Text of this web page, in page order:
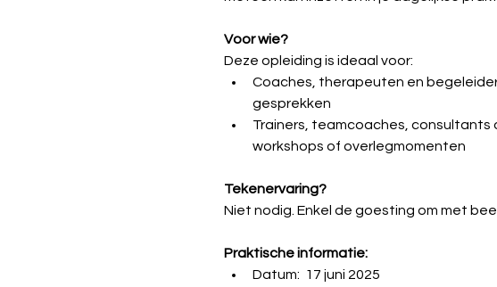
Voor wie?
Deze opleiding is ideaal voor:
Coaches, therapeuten en
gesprekken
Trainers, teamcoaches, consultants
workshops of overlegmomenten
Tekenervaring?
Niet nodig. Enkel de goesting om met
Praktische informatie:
Datum:  17 juni 2025